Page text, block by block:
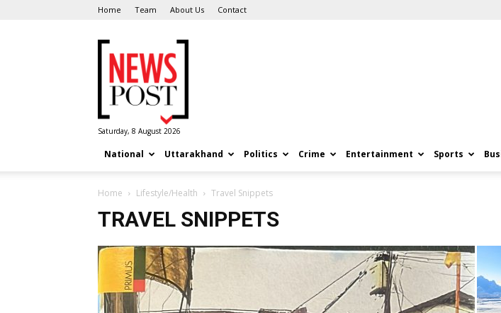
Home Team About Us Contact
Post
Saturday, 8 August 2026
National Uttarakhand Politics Crime Entertainment Sports
Home Lifestyle/Health Travel Snippets
TRAVEL SNIPPETS